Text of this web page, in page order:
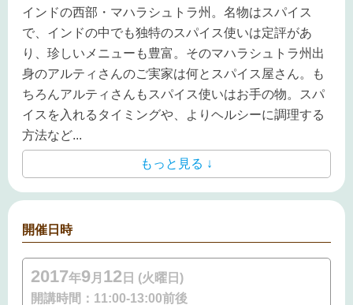
インドの西部・マハラシュトラ州。名物はスパイス
で、インドの中でも独特のスパイス使いは定評があ
り、珍しいメニューも豊富。そのマハラシュトラ州出
身のアルティさんのご実家は何とスパイス屋さん。も
ちろんアルティさんもスパイス使いはお手の物。スパ
イスを入れるタイミングや、よりヘルシーに調理する
方法など...
もっと見る ↓
開催日時
2017年9月 12 日 (火曜日)
開講時間： 11:00-13:00前後